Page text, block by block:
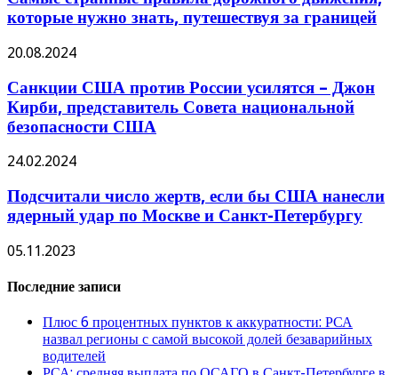
которые нужно знать, путешествуя за границей
20.08.2024
Санкции США против России усилятся – Джон
Кирби, представитель Совета национальной
безопасности США
24.02.2024
Подсчитали число жертв, если бы США нанесли
ядерный удар по Москве и Санкт-Петербургу
05.11.2023
Последние записи
Плюс 6 процентных пунктов к аккуратности: РСА
назвал регионы с самой высокой долей безаварийных
водителей